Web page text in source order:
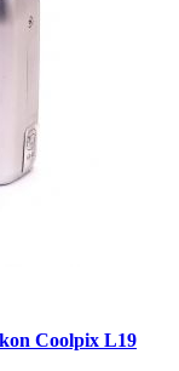
Coolpix L19